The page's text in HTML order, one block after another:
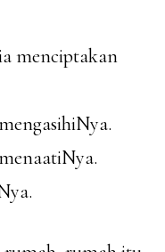
menciptakan